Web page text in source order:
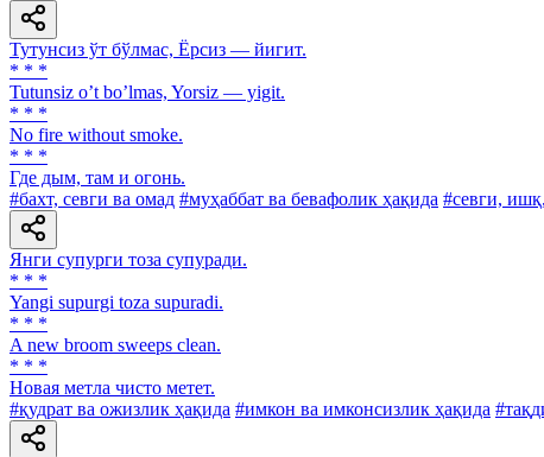
Тутунсиз ўт бўлмас, Ёрсиз — йигит.
* * *
Tutunsiz oʼt boʼlmas, Yorsiz — yigit.
* * *
No fire without smoke.
* * *
Где дым, там и огонь.
#бахт, севги ва омад #муҳаббат ва бевафолик ҳақида #севги,
Янги супурги тоза супуради.
* * *
Yangi supurgi toza supuradi.
* * *
A new broom sweeps clean.
* * *
Новая метла чисто метет.
#қудрат ва ожизлик ҳақида #имкон ва имконсизлик ҳақида